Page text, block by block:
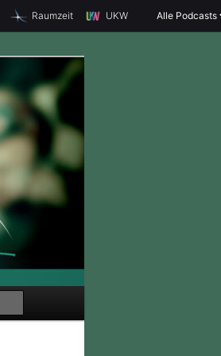
Raumzeit UKW Alle Podcasts
u